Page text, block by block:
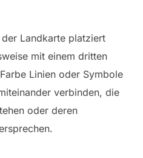
Landkarte platziert
mit einem dritten
Linien oder Symbole
verbinden, die
oder deren